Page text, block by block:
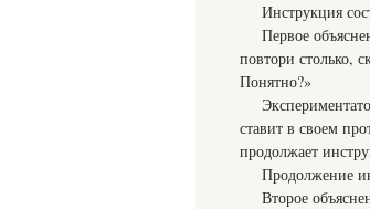
Инструкция
Первое
повтори столько,
Понятно?»
ставит в своем
продолжает
Продолжение
Второе